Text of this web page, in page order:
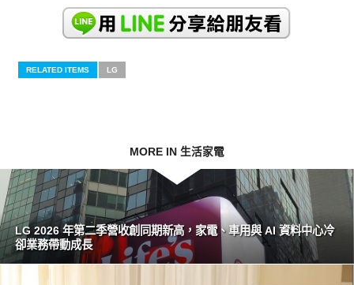
RELATED ITEMS LG
MORE IN 生活家電
LG 2026 年第二季營收創同期新高，家電、車用與 AI 資料中心冷
卻業務帶動成長